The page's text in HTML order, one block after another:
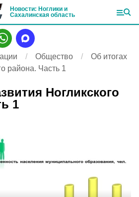
Новости: Ноглики и
Сахалинская область
Общество
Об итогах
района. Часть 1
Ногликского
1